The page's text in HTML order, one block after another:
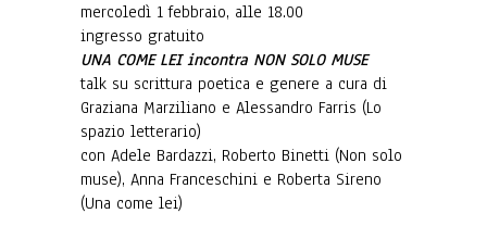
mercoledì 1 febbraio, alle 18.00
ingresso gratuito
UNA COME LEI incontra NON SOLO MUSE
talk su scrittura poetica e genere a cura di
Graziana Marziliano e Alessandro Farris (Lo
spazio letterario)
con Adele Bardazzi, Roberto Binetti (Non solo
muse), Anna Franceschini e Roberta Sireno
(Una come lei)